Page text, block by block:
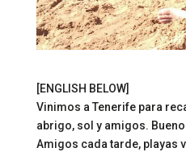
[ENGLISH BELOW]
Vinimos a Tenerife para
abrigo, sol y amigos.
Amigos cada tarde, playas